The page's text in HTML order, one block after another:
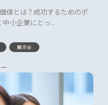
値とは？成功するためのポ
小企業にとっ...
展示会